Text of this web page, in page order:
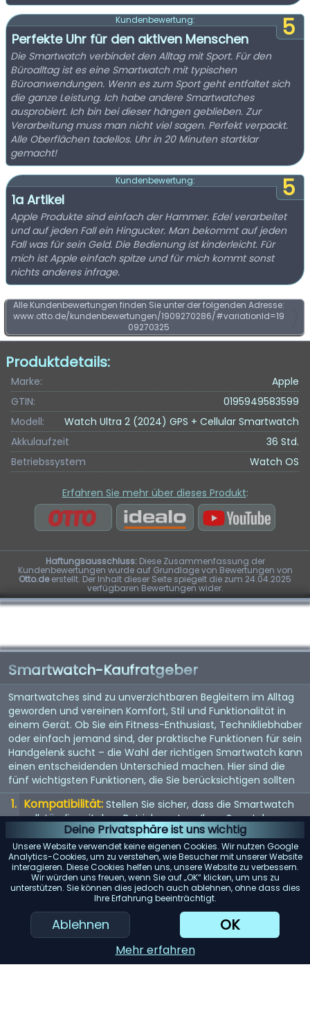
Deine Privatsphäre ist uns wichtig
Unsere Website verwendet keine eigenen Cookies. Wir nutzen Google
Analytics-Cookies, um zu verstehen, wie Besucher mit unserer Website
interagieren. Diese Cookies helfen uns, unsere Website zu verbessern.
Wir würden uns freuen, wenn Sie auf „OK“ klicken, um uns zu
unterstützen. Sie können dies jedoch auch ablehnen, ohne dass dies
Ihre Erfahrung beeinträchtigt.
Ablehnen OK
Mehr erfahren
5
Kundenbewertung:
Perfekte Uhr für den aktiven Menschen
Die Smartwatch verbindet den Alltag mit Sport. Für den
Büroalltag ist es eine Smartwatch mit typischen
Büroanwendungen. Wenn es zum Sport geht entfaltet sich
die ganze Leistung. Ich habe andere Smartwatches
ausprobiert. Ich bin bei dieser hängen geblieben. Zur
Verarbeitung muss man nicht viel sagen. Perfekt verpackt.
Alle Oberflächen tadellos. Uhr in 20 Minuten startklar
gemacht!
5
Kundenbewertung:
1a Artikel
Apple Produkte sind einfach der Hammer. Edel verarbeitet
und auf jeden Fall ein Hingucker. Man bekommt auf jeden
Fall was für sein Geld. Die Bedienung ist kinderleicht. Für
mich ist Apple einfach spitze und für mich kommt sonst
nichts anderes infrage.
Alle Kundenbewertungen finden Sie unter der folgenden Adresse:
www.otto.de/kundenbewertungen/1909270286/#variationId=19
09270325
Produktdetails:
Marke:
Apple
GTIN:
0195949583599
Modell:
Watch Ultra 2 (2024) GPS + Cellular Smartwatch
Akkulaufzeit
36 Std.
Betriebssystem
Watch OS
Erfahren Sie mehr über dieses Produkt:
Haftungsausschluss:Diese Zusammenfassung der
Kundenbewertungen wurde auf Grundlage von Bewertungen von
Otto.deerstellt. Der Inhalt dieser Seite spiegelt die zum 24.04.2025
verfügbaren Bewertungen wider.
Smartwatch-Kaufratgeber
Smartwatches sind zu unverzichtbaren Begleitern im Alltag
geworden und vereinen Komfort, Stil und Funktionalität in
einem Gerät. Ob Sie ein Fitness-Enthusiast, Technikliebhaber
oder einfach jemand sind, der praktische Funktionen für sein
Handgelenk sucht – die Wahl der richtigen Smartwatch kann
einen entscheidenden Unterschied machen. Hier sind die
fünf wichtigsten Funktionen, die Sie berücksichtigen sollten
Kompatibilität: Stellen Sie sicher, dass die Smartwatch
vollständig mit dem Betriebssystem Ihres Smartphones
(iOS oder Android) kompatibel ist, um mögliche
Einschränkungen zu vermeiden.
Akkulaufzeit: Achten Sie auf Modelle mit einer langen
Akkulaufzeit, insbesondere wenn Sie Funktionen wie GPS-
Tracking oder kontinuierliche Herzfrequenzmessung
regelmäßig nutzen möchten.
Gesundheits- und Fitness-Tracking:
Berücksichtigen
Sie die verschiedenen Tracking-Funktionen wie